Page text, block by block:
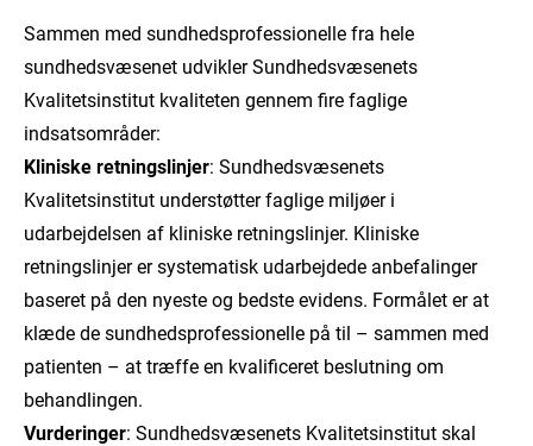
Sammen med sundhedsprofessionelle fra hele
sundhedsvæsenet udvikler Sundhedsvæsenets
Kvalitetsinstitut kvaliteten gennem fire faglige
indsatsområder:
Kliniske retningslinjer: Sundhedsvæsenets
Kvalitetsinstitut understøtter faglige miljøer i
udarbejdelsen af kliniske retningslinjer. Kliniske
retningslinjer er systematisk udarbejdede anbefalinger
baseret på den nyeste og bedste evidens. Formålet er at
klæde de sundhedsprofessionelle på til – sammen med
patienten – at træffe en kvalificeret beslutning om
behandlingen.
Vurderinger: Sundhedsvæsenets Kvalitetsinstitut skal